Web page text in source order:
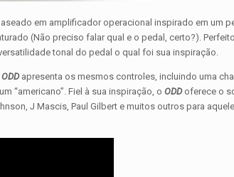
em amplificador operacional inspirado em um
(Não preciso falar qual e o pedal, certo?).
tonal do pedal o qual foi sua inspiração.
ODDapresenta os mesmos controles, incluindo uma
“americano”. Fiel à sua inspiração, o ODDoferece o
J Mascis, Paul Gilbert e muitos outros para